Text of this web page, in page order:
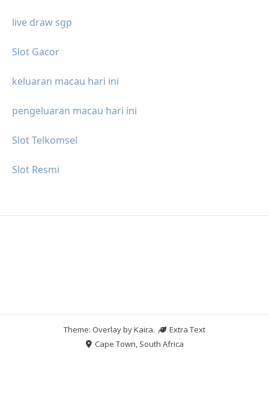
live draw sgp
Slot Gacor
keluaran macau hari ini
pengeluaran macau hari ini
Slot Telkomsel
Slot Resmi
Theme: Overlay byKaira.
Extra Text
Cape Town, South Africa